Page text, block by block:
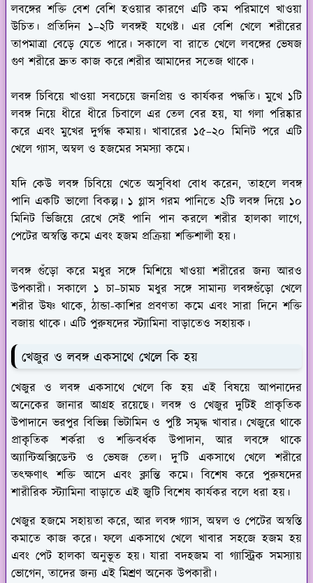
লবঙ্গের শক্তি বেশ বেশি হওয়ার কারণে এটি কম পরিমাণে খাওয়া
উচিত। প্রতিদিন ১–২টি লবঙ্গই যথেষ্ট। এর বেশি খেলে শরীরের
তাপমাত্রা বেড়ে যেতে পারে। সকালে বা রাতে খেলে লবঙ্গের ভেষজ
গুণ শরীরে দ্রুত কাজ করে।শরীর আমাদের সতেজ থাকে।
লবঙ্গ চিবিয়ে খাওয়া সবচেয়ে জনপ্রিয় ও কার্যকর পদ্ধতি। মুখে ১টি
লবঙ্গ নিয়ে ধীরে ধীরে চিবালে এর তেল বের হয়, যা গলা পরিষ্কার
করে এবং মুখের দুর্গন্ধ কমায়। খাবারের ১৫–২০ মিনিট পরে এটি
খেলে গ্যাস, অম্বল ও হজমের সমস্যা কমে।
যদি কেউ লবঙ্গ চিবিয়ে খেতে অসুবিধা বোধ করেন, তাহলে লবঙ্গ
পানি একটি ভালো বিকল্প। ১ গ্লাস গরম পানিতে ২টি লবঙ্গ দিয়ে ১০
মিনিট ভিজিয়ে রেখে সেই পানি পান করলে শরীর হালকা লাগে,
পেটের অস্বস্তি কমে এবং হজম প্রক্রিয়া শক্তিশালী হয়।
লবঙ্গ গুঁড়ো করে মধুর সঙ্গে মিশিয়ে খাওয়া শরীরের জন্য আরও
উপকারী। সকালে ১ চা–চামচ মধুর সঙ্গে সামান্য লবঙ্গগুঁড়ো খেলে
শরীর উষ্ণ থাকে, ঠান্ডা-কাশির প্রবণতা কমে এবং সারা দিনে শক্তি
বজায় থাকে। এটি পুরুষদের স্ট্যামিনা বাড়াতেও সহায়ক।
খেজুর ও লবঙ্গ একসাথে খেলে কি হয়
খেজুর ও লবঙ্গ একসাথে খেলে কি হয় এই বিষয়ে আপনাদের
অনেকের জানার আগ্রহ রয়েছে। লবঙ্গ ও খেজুর দুটিই প্রাকৃতিক
উপাদানে ভরপুর বিভিন্ন ভিটামিন ও পুষ্টি সমৃদ্ধ খাবার। খেজুরে থাকে
প্রাকৃতিক শর্করা ও শক্তিবর্ধক উপাদান, আর লবঙ্গে থাকে
অ্যান্টিঅক্সিডেন্ট ও ভেষজ তেল। দু’টি একসাথে খেলে শরীরে
তৎক্ষণাৎ শক্তি আসে এবং ক্লান্তি কমে। বিশেষ করে পুরুষদের
শারীরিক স্ট্যামিনা বাড়াতে এই জুটি বিশেষ কার্যকর বলে ধরা হয়।
খেজুর হজমে সহায়তা করে, আর লবঙ্গ গ্যাস, অম্বল ও পেটের অস্বস্তি
কমাতে কাজ করে। ফলে একসাথে খেলে খাবার সহজে হজম হয়
এবং পেট হালকা অনুভূত হয়। যারা বদহজম বা গ্যাস্ট্রিক সমস্যায়
ভোগেন, তাদের জন্য এই মিশ্রণ অনেক উপকারী।